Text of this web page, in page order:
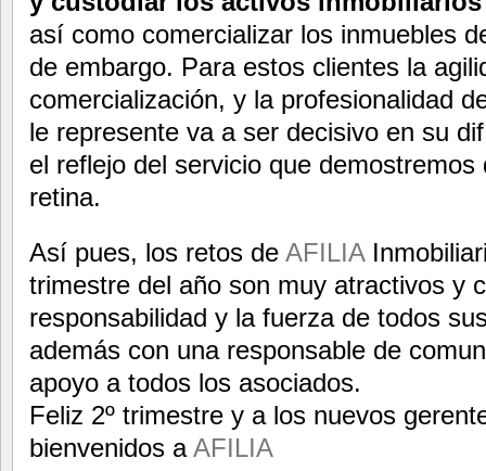
así como comercializar los inmuebles
de embargo. Para estos clientes la
comercialización, y la profesionalidad
le represente va a ser decisivo en su
el reflejo del servicio que
retina.
Así pues, los retos de AFILIA
trimestre del año son muy atractivos y
responsabilidad y la fuerza de todos
además con una responsable de
apoyo a todos los asociados.
Feliz 2º trimestre y a los nuevos
bienvenidos aAFILIA